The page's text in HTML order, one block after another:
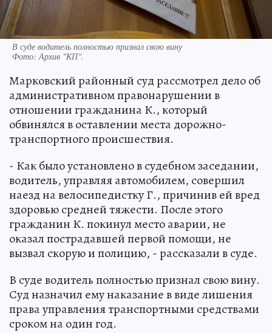
В суде водитель полностью признал свою вину
Фото:Архив "КП".
Марковский районный суд рассмотрел дело об
административном правонарушении в
отношении гражданина К., который
обвинялся в оставлении места дорожно-
транспортного происшествия.
- Как было установлено в судебном заседании,
водитель, управляя автомобилем, совершил
наезд на велосипедистку Г., причинив ей вред
здоровью средней тяжести. После этого
гражданин К. покинул место аварии, не
оказал пострадавшей первой помощи, не
вызвал скорую и полицию, - рассказали в суде.
В суде водитель полностью признал свою вину.
Суд назначил ему наказание в виде лишения
права управления транспортными средствами
сроком на один год.